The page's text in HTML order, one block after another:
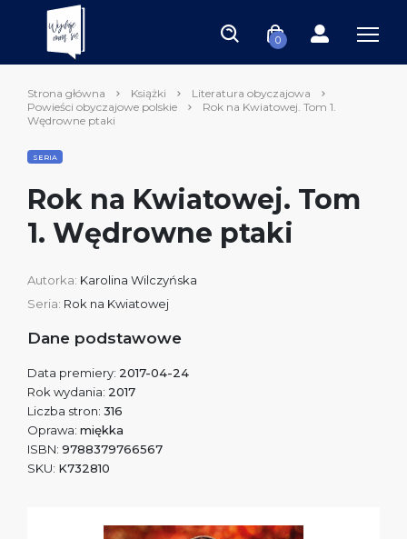
0
Strona główna Książki
Literatura obyczajowa
Powieści obyczajowe polskie
Rok na Kwiatowej. Tom 1.
Wędrowne ptaki
SERIA
Rok na Kwiatowej. Tom
1. Wędrowne ptaki
Autorka: Karolina Wilczyńska
Seria: Rok na Kwiatowej
Dane podstawowe
Data premiery: 2017-04-24
Rok wydania: 2017
Liczba stron: 316
Oprawa: miękka
ISBN: 9788379766567
SKU: K732810